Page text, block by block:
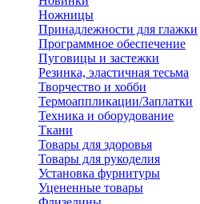
Ножницы
Принадлежности для глажки
Программное обеспечение
Пуговицы и застежки
Резинка, эластичная тесьма
Творчество и хобби
Термоаппликации/Заплатки
Техника и оборудование
Ткани
Товары для здоровья
Товары для рукоделия
Установка фурнитуры
Уцененные товары